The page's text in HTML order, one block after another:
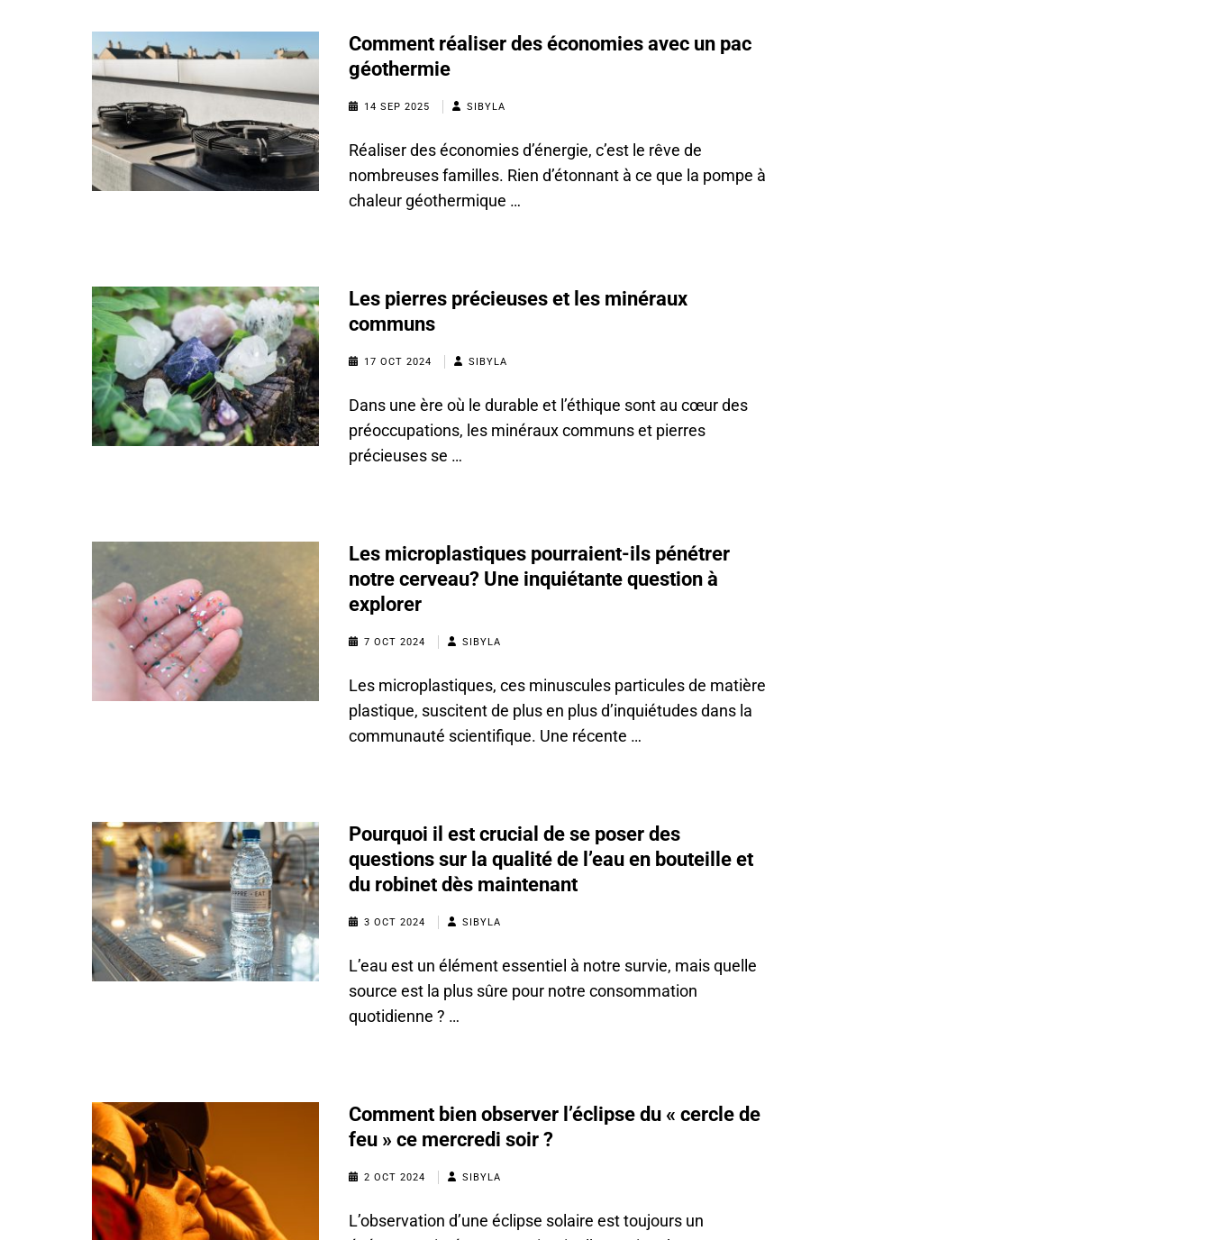
Comment réaliser des économies avec un pac
géothermie
14 SEP 2025 SIBYLA
Réaliser des économies d’énergie, c’est le rêve de
nombreuses familles. Rien d’étonnant à ce que la pompe à
chaleur géothermique …
Les pierres précieuses et les minéraux
communs
17 OCT 2024 SIBYLA
Dans une ère où le durable et l’éthique sont au cœur des
préoccupations, les minéraux communs et pierres
précieuses se …
Les microplastiques pourraient-ils pénétrer
notre cerveau? Une inquiétante question à
explorer
7 OCT 2024 SIBYLA
Les microplastiques, ces minuscules particules de matière
plastique, suscitent de plus en plus d’inquiétudes dans la
communauté scientifique. Une récente …
Pourquoi il est crucial de se poser des
questions sur la qualité de l’eau en bouteille et
du robinet dès maintenant
3 OCT 2024 SIBYLA
L’eau est un élément essentiel à notre survie, mais quelle
source est la plus sûre pour notre consommation
quotidienne ? …
Comment bien observer l’éclipse du « cercle de
feu » ce mercredi soir ?
2 OCT 2024 SIBYLA
L’observation d’une éclipse solaire est toujours un